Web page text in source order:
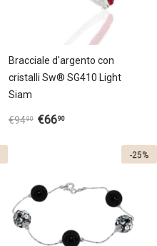
Bracciale d'argento con
cristalli Sw® SG410 Light
Siam
€9490 €6690
-25%